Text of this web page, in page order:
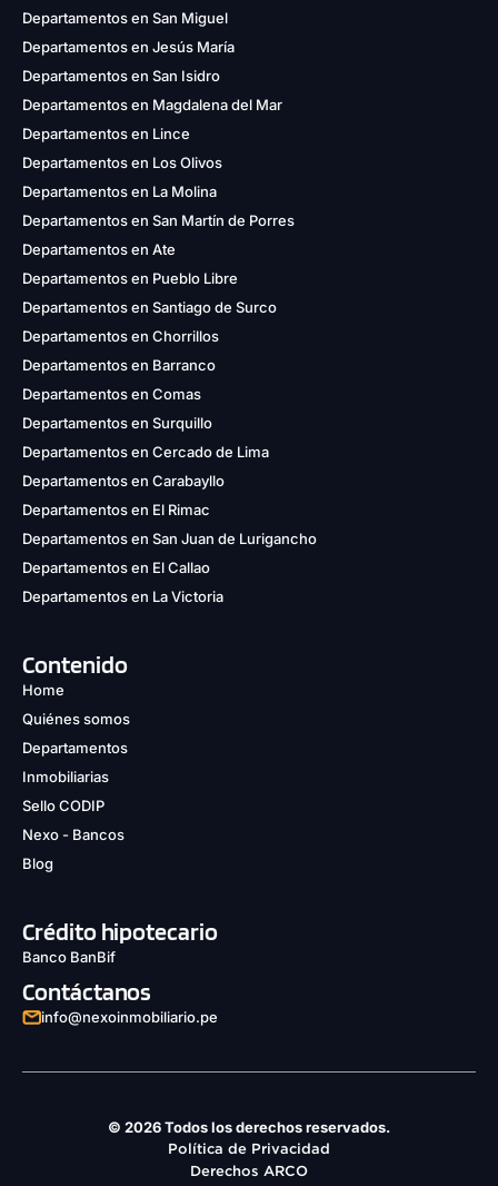
Departamentos en San Miguel
Departamentos en Jesús María
Departamentos en San Isidro
Departamentos en Magdalena del Mar
Departamentos en Lince
Departamentos en Los Olivos
Departamentos en La Molina
Departamentos en San Martín de Porres
Departamentos en Ate
Departamentos en Pueblo Libre
Departamentos en Santiago de Surco
Departamentos en Chorrillos
Departamentos en Barranco
Departamentos en Comas
Departamentos en Surquillo
Departamentos en Cercado de Lima
Departamentos en Carabayllo
Departamentos en El Rimac
Departamentos en San Juan de Lurigancho
Departamentos en El Callao
Departamentos en La Victoria
Contenido
Home
Quiénes somos
Departamentos
Inmobiliarias
Sello CODIP
Nexo - Bancos
Blog
Crédito hipotecario
Banco BanBif
Contáctanos
info@nexoinmobiliario.pe
© 2026 Todos los derechos reservados.
Política de Privacidad
Derechos ARCO